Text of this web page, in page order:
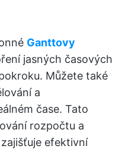
Ganttovy
jasných časových
Můžete také
a
čase. Tato
rozpočtu a
efektivní